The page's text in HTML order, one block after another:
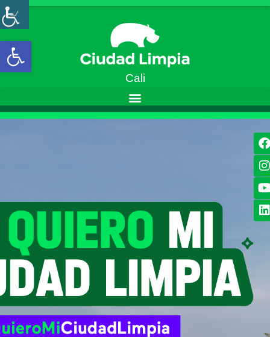
Open toolbar
Cali